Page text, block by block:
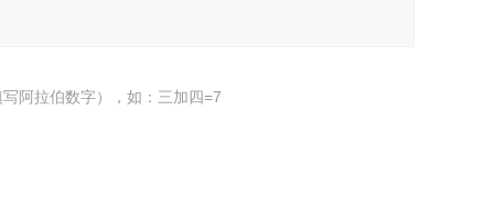
阿拉伯数字），如：三加四=7